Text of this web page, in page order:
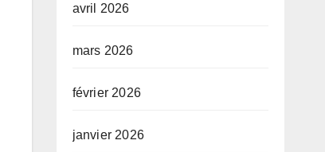
avril 2026
mars 2026
février 2026
janvier 2026